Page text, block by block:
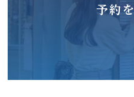
予約